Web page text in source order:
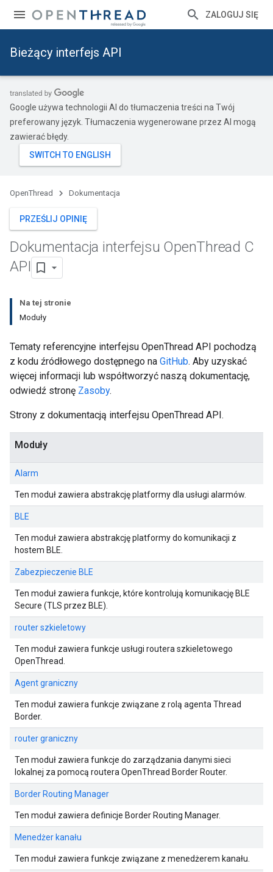
ZALOGUJ SIĘ
Bieżący interfejs API
Google używa technologii AI do tłumaczenia treści na Twój
preferowany język. Tłumaczenia wygenerowane przez AI mogą
zawierać błędy.
OpenThread Dokumentacja
PRZEŚLIJ OPINIĘ
Dokumentacja interfejsu OpenThread C
API
Na tej stronie
Moduły
Tematy referencyjne interfejsu OpenThread API pochodzą
z kodu źródłowego dostępnego na GitHub. Aby uzyskać
więcej informacji lub współtworzyć naszą dokumentację,
odwiedź stronę Zasoby.
Strony z dokumentacją interfejsu OpenThread API.
Moduły
Alarm
Ten moduł zawiera abstrakcję platformy dla usługi alarmów.
BLE
Ten moduł zawiera abstrakcję platformy do komunikacji z
hostem BLE.
Zabezpieczenie BLE
Ten moduł zawiera funkcje, które kontrolują komunikację BLE
Secure (TLS przez BLE).
router szkieletowy
Ten moduł zawiera funkcje usługi routera szkieletowego
OpenThread.
Agent graniczny
Ten moduł zawiera funkcje związane z rolą agenta Thread
Border.
router graniczny
Ten moduł zawiera funkcje do zarządzania danymi sieci
lokalnej za pomocą routera OpenThread Border Router.
Border Routing Manager
Ten moduł zawiera definicje Border Routing Manager.
Menedżer kanału
Ten moduł zawiera funkcje związane z menedżerem kanału.